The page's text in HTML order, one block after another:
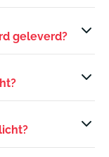
geleverd?